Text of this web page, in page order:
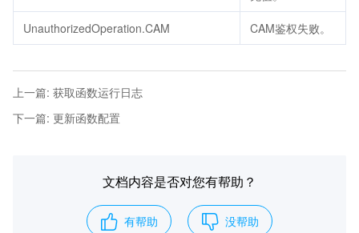
UnauthorizedOperation.CAM CAM鉴权失败。
上一篇: 获取函数运行日志
下一篇: 更新函数配置
文档内容是否对您有帮助？
有帮助 没帮助